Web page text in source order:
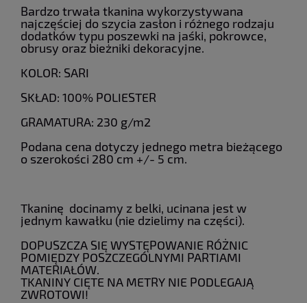
Bardzo trwała tkanina wykorzystywana
najczęściej do szycia zasłon i różnego rodzaju
dodatków typu poszewki na jaśki, pokrowce,
obrusy oraz bieżniki dekoracyjne.
KOLOR: SARI
SKŁAD: 100% POLIESTER
GRAMATURA: 230 g/m2
Podana cena dotyczy jednego metra bieżącego
o szerokości 280 cm +/- 5 cm.
Tkaninę docinamy z belki, ucinana jest w
jednym kawałku (nie dzielimy na części).
DOPUSZCZA SIĘ WYSTĘPOWANIE RÓŻNIC
POMIĘDZY POSZCZEGÓLNYMI PARTIAMI
MATERIAŁÓW.
TKANINY CIĘTE NA METRY NIE PODLEGAJĄ
ZWROTOWI!